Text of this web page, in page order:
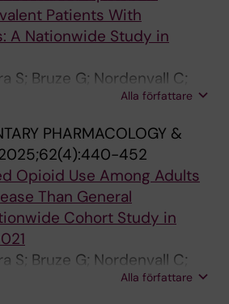
Patients With
A Nationwide Study in
S; Bruze G; Nordenvall C;
AH; Myrelid P; Ludvigsson
H; Andersson M; Jaghult S;
M; Grip O; Fagerberg UL;
J; Karling P
Alla författare
PHARMACOLOGY &
452
Opioid Use Among Adults
Than General
Cohort Study in
S; Bruze G; Nordenvall C;
Myrelid P; Everhov AH;
Alla författare